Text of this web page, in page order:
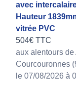
avec
Hauteur
vitrée PVC
504€ TTC
aux alentours
Courcouronnes
le 07/08/2026 à